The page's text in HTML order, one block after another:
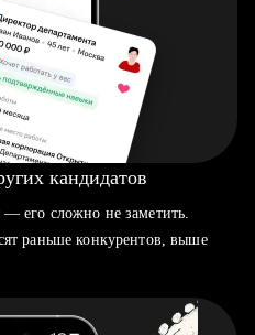
кандидатов
— его сложно не заметить.
раньше конкурентов, выше